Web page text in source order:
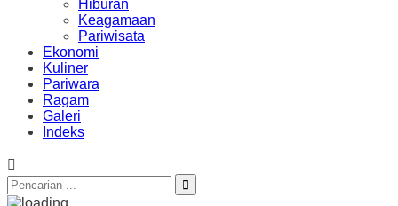
Hiburan
Keagamaan
Pariwisata
Ekonomi
Kuliner
Pariwara
Ragam
Galeri
Indeks